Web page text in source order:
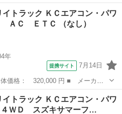
イトラック ■ グレード名： Ｋ
グ ■ 排気量： 660cc ■ ドア枚
イトラック ＫＣエアコン・パワ
Ｃ ＥＴＣ （なし）
年
提携サイト 7月14日
イトラック ■ グレード名： Ｋ
Ｃ ＥＴＣ ■ 排気量： 660cc
イトラック ＫＣエアコン・パワ
ＷＤ スズキサマーフ…